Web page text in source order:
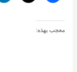
معجب بهذه: